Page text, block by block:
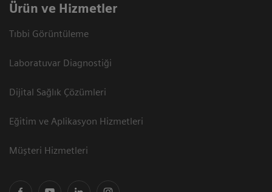
Ürün ve Hizmetler
Tıbbi Görüntüleme
Laboratuvar Diagnostiği
Dijital Sağlık Çözümleri
Eğitim ve Aplikasyon Hizmetleri
Müşteri Hizmetleri